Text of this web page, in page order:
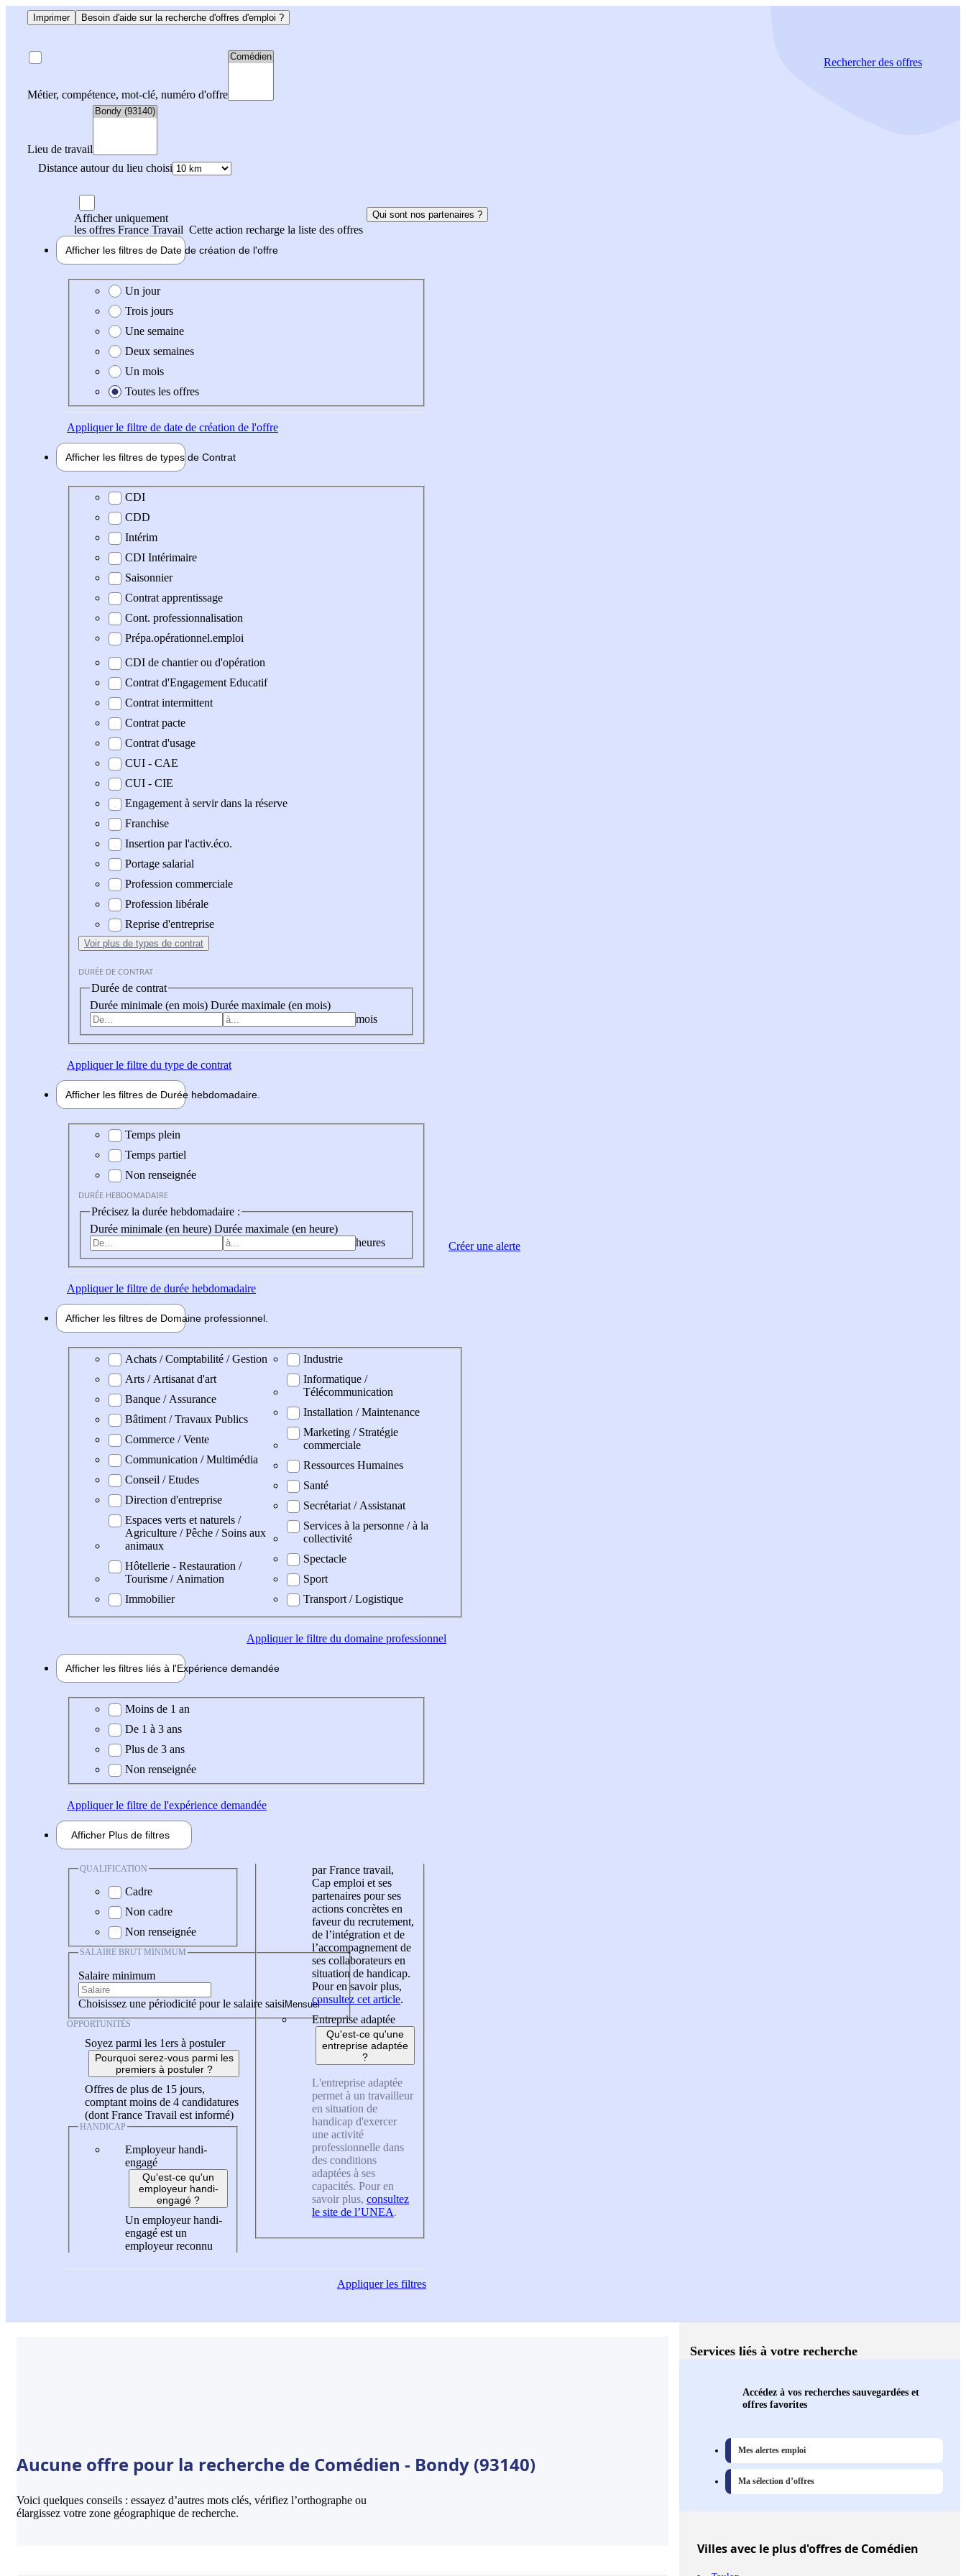
Imprimer Besoin d'aide sur la recherche d'offres d'emploi ?
Métier, compétence, mot-clé, numéro d'offre
Lieu de travail
Distance autour du lieu choisi
Rechercherdes offres
Afficher uniquement
les offres France Travail Cette action recharge la liste des offres
Qui sont nos partenaires ?
Afficher les filtres de Date de création de l'offre
Date de création de l'offre
Un jour
Trois jours
Une semaine
Deux semaines
Un mois
Toutes les offres
Appliquerle filtre de date de création de l'offre
Afficher les filtres de types de Contrat
Type de contrat
CDI
CDD
Intérim
CDI Intérimaire
Saisonnier
Contrat apprentissage
Cont. professionnalisation
Prépa.opérationnel.emploi
CDI de chantier ou d'opération
Contrat d'Engagement Educatif
Contrat intermittent
Contrat pacte
Contrat d'usage
CUI - CAE
CUI - CIE
Engagement à servir dans la réserve
Franchise
Insertion par l'activ.éco.
Portage salarial
Profession commerciale
Profession libérale
Reprise d'entreprise
Voir plus de types de contrat
DURÉE DE CONTRAT
Durée de contrat
Durée minimale (en mois) Durée maximale (en mois)
mois
Appliquerle filtre du type de contrat
Afficher les filtres de Durée hebdomadaire
Durée hebdomadaire
Temps plein
Temps partiel
Non renseignée
DURÉE HEBDOMADAIRE
Précisez la durée hebdomadaire :
Durée minimale (en heure) Durée maximale (en heure)
heures
Appliquerle filtre de durée hebdomadaire
Afficher les filtres de Domaine professionnel
Domaine professionel
Achats / Comptabilité / Gestion
Arts / Artisanat d'art
Banque / Assurance
Bâtiment / Travaux Publics
Commerce / Vente
Communication / Multimédia
Conseil / Etudes
Direction d'entreprise
Espaces verts et naturels /
Agriculture / Pêche / Soins aux
animaux
Hôtellerie - Restauration /
Tourisme / Animation
Immobilier
Industrie
Informatique /
Télécommunication
Installation / Maintenance
Marketing / Stratégie
commerciale
Ressources Humaines
Santé
Secrétariat / Assistanat
Services à la personne / à la
collectivité
Spectacle
Sport
Transport / Logistique
Appliquerle filtre du domaine professionnel
Afficher les filtres liés à l'Expérience demandée
Expérience demandée
Moins de 1 an
De 1 à 3 ans
Plus de 3 ans
Non renseignée
Appliquerle filtre de l'expérience demandée
Afficher Plus de filtres
QUALIFICATION
Cadre
Non cadre
Non renseignée
SALAIRE BRUT MINIMUM
Salaire minimum
Choisissez une périodicité pour le salaire saisi
OPPORTUNITÉS
Soyez parmi les 1ers à postuler
Pourquoi serez-vous parmi les
premiers à postuler ?
Offres de plus de 15 jours,
comptant moins de 4 candidatures
(dont France Travail est informé)
HANDICAP
Employeur handi-
engagé
Qu'est-ce qu'un
employeur handi-
engagé ?
Un employeur handi-
engagé est un
employeur reconnu
par France travail,
Cap emploi et ses
partenaires pour ses
actions concrètes en
faveur du recrutement,
de l’intégration et de
l’accompagnement de
ses collaborateurs en
situation de handicap.
Pour en savoir plus,
consultez cet article.
Entreprise adaptée
Qu'est-ce qu'une
entreprise adaptée
?
L'entreprise adaptée
permet à un travailleur
en situation de
handicap d'exercer
une activité
professionnelle dans
des conditions
adaptées à ses
capacités. Pour en
savoir plus, consultez
le site de l’UNEA.
Appliquerles filtres
Créer une alerte
Aucune offre pour la recherche de Comédien - Bondy (93140)
Voici quelques conseils : essayez d’autres mots clés, vérifiez l’orthographe ou
élargissez votre zone géographique de recherche.
Services liés à votre recherche
Accédez à vos recherches sauvegardées et
offres favorites
Mes alertes emploi
Ma sélection d’offres
Villesavec le plus d'offres de Comédien